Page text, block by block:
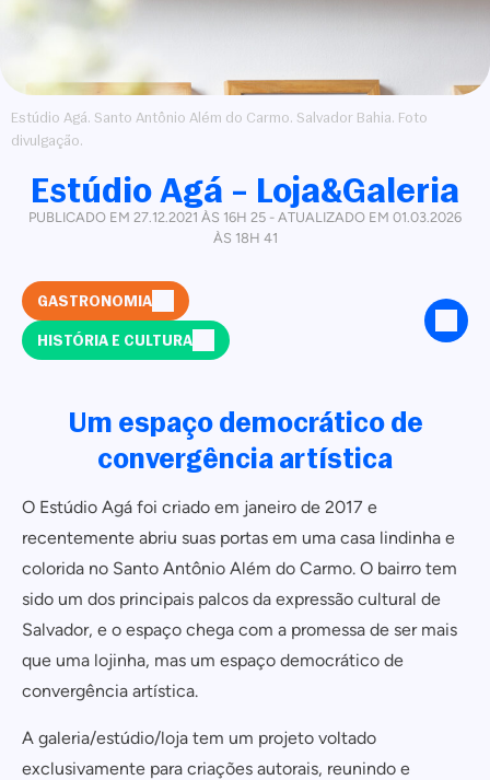
Estúdio Agá. Santo Antônio Além do Carmo. Salvador Bahia. Foto
divulgação.
Estúdio Agá – Loja&Galeria
PUBLICADO EM 27.12.2021 ÀS 16H 25 - ATUALIZADO EM 01.03.2026
ÀS 18H 41
GASTRONOMIA
HISTÓRIA E CULTURA
Um espaço democrático de
convergência artística
O Estúdio Agá foi criado em janeiro de 2017 e
recentemente abriu suas portas em uma casa lindinha e
colorida no Santo Antônio Além do Carmo. O bairro tem
sido um dos principais palcos da expressão cultural de
Salvador, e o espaço chega com a promessa de ser mais
que uma lojinha, mas um espaço democrático de
convergência artística.
A galeria/estúdio/loja tem um projeto voltado
exclusivamente para criações autorais, reunindo e